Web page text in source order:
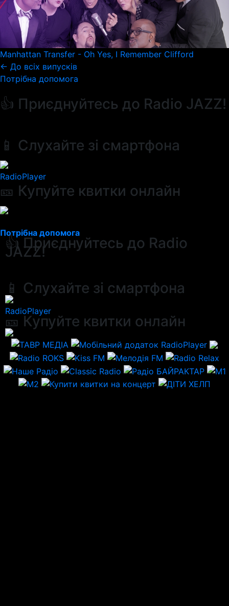
Manhattan Transfer - Oh Yes, I Remember Clifford
← До всіх випусків
Потрібна допомога
👍 Приєднуйтесь до Radio JAZZ!
📱 Слухайте зі смартфона
RadioPlayer
🎫 Купуйте квитки онлайн
Потрібна допомога
👍 Приєднуйтесь до Radio
JAZZ!
📱 Слухайте зі смартфона
RadioPlayer
🎫 Купуйте квитки онлайн